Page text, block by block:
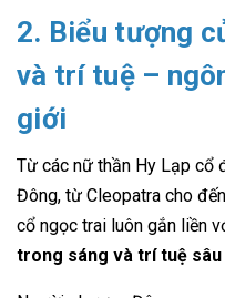
2. Biểu tượng
và trí tuệ –
giới
Từ các nữ thần Hy Lạp cổ
Đông, từ Cleopatra cho
cổ ngọc trai luôn gắn liền
trong sáng và trí tuệ sâu